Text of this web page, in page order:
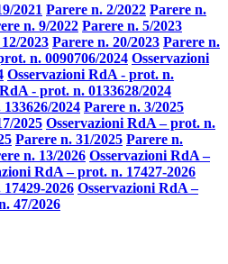
2021 Parere n. 2/2022 Parere n.
n. 9/2022 Parere n. 5/2023
2023 Parere n. 20/2023 Parere n.
n. 0090706/2024 Osservazioni
Osservazioni RdA - prot. n.
- prot. n. 0133628/2024
2024 Parere n. 3/2025
2025 Osservazioni RdA – prot. n.
Parere n. 31/2025 Parere n.
n. 13/2026 Osservazioni RdA –
RdA – prot. n. 17427-2026
2026 Osservazioni RdA –
47/2026